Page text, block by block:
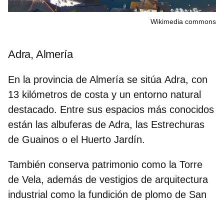
Wikimedia commons
Adra, Almería
En la provincia de Almería se sitúa Adra, con
13 kilómetros de costa y un entorno natural
destacado. Entre sus espacios más conocidos
están las albuferas de Adra, las Estrechuras
de Guainos o el Huerto Jardín.
También conserva patrimonio como la Torre
de Vela, además de vestigios de arquitectura
industrial como la fundición de plomo de San